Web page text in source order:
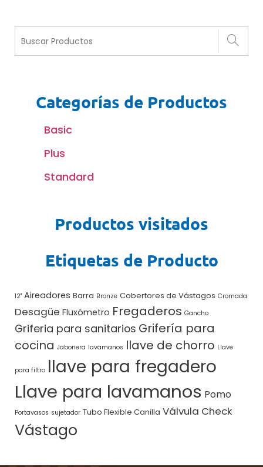
Categorías de Productos
Basic
Plus
Standard
Productos visitados
Etiquetas de Producto
12" Aireadores Barra Bronze Cobertores de Vástagos Cromada
Desagüe Fluxómetro Fregaderos Gancho
Griferia para sanitarios Grifería para
cocina Jabonera lavamanos llave de chorro Llave
para filtro llave para fregadero
Llave para lavamanos Pomo
Portavasos sujetador Tubo Flexible Canilla Válvula Check
Vástago